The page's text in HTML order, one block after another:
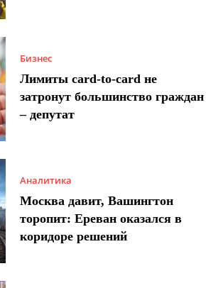
Бизнес
Лимиты card-to-card не
затронут большинство граждан
– депутат
Аналитика
Москва давит, Вашингтон
торопит: Ереван оказался в
коридоре решений